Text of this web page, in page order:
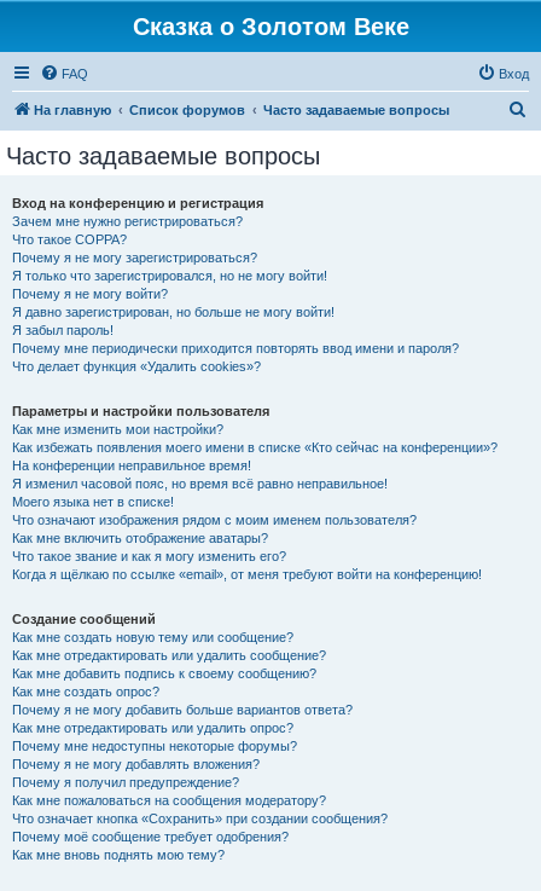
Сказка о Золотом Веке
FAQ Вход
На главную Список форумов Часто задаваемые вопросы
Часто задаваемые вопросы
Вход на конференцию и регистрация
Зачем мне нужно регистрироваться?
Что такое COPPA?
Почему я не могу зарегистрироваться?
Я только что зарегистрировался, но не могу войти!
Почему я не могу войти?
Я давно зарегистрирован, но больше не могу войти!
Я забыл пароль!
Почему мне периодически приходится повторять ввод имени и пароля?
Что делает функция «Удалить cookies»?
Параметры и настройки пользователя
Как мне изменить мои настройки?
Как избежать появления моего имени в списке «Кто сейчас на конференции»?
На конференции неправильное время!
Я изменил часовой пояс, но время всё равно неправильное!
Моего языка нет в списке!
Что означают изображения рядом с моим именем пользователя?
Как мне включить отображение аватары?
Что такое звание и как я могу изменить его?
Когда я щёлкаю по ссылке «email», от меня требуют войти на конференцию!
Создание сообщений
Как мне создать новую тему или сообщение?
Как мне отредактировать или удалить сообщение?
Как мне добавить подпись к своему сообщению?
Как мне создать опрос?
Почему я не могу добавить больше вариантов ответа?
Как мне отредактировать или удалить опрос?
Почему мне недоступны некоторые форумы?
Почему я не могу добавлять вложения?
Почему я получил предупреждение?
Как мне пожаловаться на сообщения модератору?
Что означает кнопка «Сохранить» при создании сообщения?
Почему моё сообщение требует одобрения?
Как мне вновь поднять мою тему?